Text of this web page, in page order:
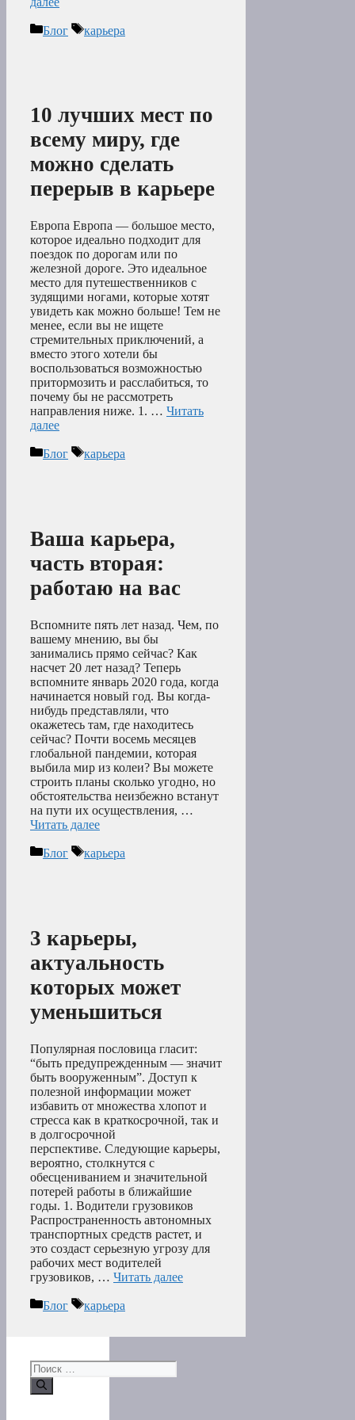
Рубрики
Блог Метки
карьера
10 лучших мест по
всему миру, где
можно сделать
перерыв в карьере
Европа Европа — большое место,
которое идеально подходит для
поездок по дорогам или по
железной дороге. Это идеальное
место для путешественников с
зудящими ногами, которые хотят
увидеть как можно больше! Тем не
менее, если вы не ищете
стремительных приключений, а
вместо этого хотели бы
воспользоваться возможностью
притормозить и расслабиться, то
почему бы не рассмотреть
направления ниже. 1. … Читать
далее
Рубрики
Блог Метки
карьера
Ваша карьера,
часть вторая:
работаю на вас
Вспомните пять лет назад. Чем, по
вашему мнению, вы бы
занимались прямо сейчас? Как
насчет 20 лет назад? Теперь
вспомните январь 2020 года, когда
начинается новый год. Вы когда-
нибудь представляли, что
окажетесь там, где находитесь
сейчас? Почти восемь месяцев
глобальной пандемии, которая
выбила мир из колеи? Вы можете
строить планы сколько угодно, но
обстоятельства неизбежно встанут
на пути их осуществления, …
Читать далее
Рубрики
Блог Метки
карьера
3 карьеры,
актуальность
которых может
уменьшиться
Популярная пословица гласит:
“быть предупрежденным — значит
быть вооруженным”. Доступ к
полезной информации может
избавить от множества хлопот и
стресса как в краткосрочной, так и
в долгосрочной
перспективе. Следующие карьеры,
вероятно, столкнутся с
обесцениванием и значительной
потерей работы в ближайшие
годы. 1. Водители грузовиков
Распространенность автономных
транспортных средств растет, и
это создаст серьезную угрозу для
рабочих мест водителей
грузовиков, … Читать далее
Рубрики
Блог Метки
карьера
Поиск: